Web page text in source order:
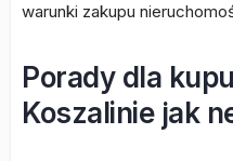
warunki zakupu
Porady dla
Koszalinie jak